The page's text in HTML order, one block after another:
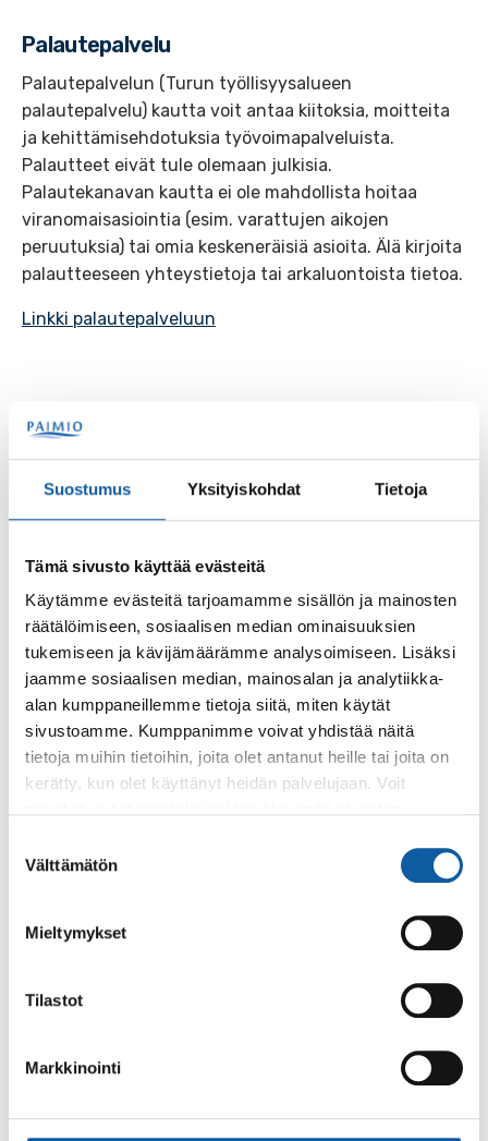
Suostumus Yksityiskohdat Tietoja
Tämä sivusto käyttää evästeitä
Käytämme evästeitä tarjoamamme sisällön ja mainosten
räätälöimiseen, sosiaalisen median ominaisuuksien
tukemiseen ja kävijämäärämme analysoimiseen. Lisäksi
jaamme sosiaalisen median, mainosalan ja analytiikka-
alan kumppaneillemme tietoja siitä, miten käytät
sivustoamme. Kumppanimme voivat yhdistää näitä
tietoja muihin tietoihin, joita olet antanut heille tai joita on
kerätty, kun olet käyttänyt heidän palvelujaan. Voit
valinta
Välttämätön
Mieltymykset
Tilastot
Markkinointi
Palautepalvelu
Palautepalvelun (Turun työllisyysalueen
palautepalvelu) kautta voit antaa kiitoksia, moitteita
ja kehittämisehdotuksia työvoimapalveluista.
Palautteet eivät tule olemaan julkisia.
Palautekanavan kautta ei ole mahdollista hoitaa
viranomaisasiointia (esim. varattujen aikojen
peruutuksia) tai omia keskeneräisiä asioita. Älä kirjoita
palautteeseen yhteystietoja tai arkaluontoista tietoa.
Linkki palautepalveluun
Palvelut
55 vuotta täyttäneiden työllistämistuki
Työolosuhteiden järjestelytuki
Neuvonta ja tuki muutos- ja irtisanomistilanteissa